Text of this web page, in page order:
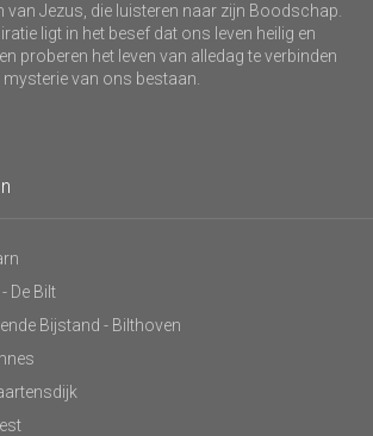
van Jezus, die luisteren naar zijn Boodschap.
ligt in het besef dat ons leven heilig en
proberen het leven van alledag te verbinden
van ons bestaan.
De Bilt
Bijstand - Bilthoven